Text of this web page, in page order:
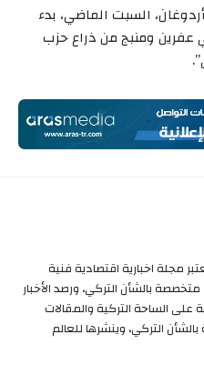
السبت الماضي، بدء
عفرين ومنبج من ذراع حزب
مجلة اخبارية اقتصادية فنية
بالشأن التركي، ورصد الأخبار
على الساحة التركية والمقالات
التركي، وينشرها للعالم